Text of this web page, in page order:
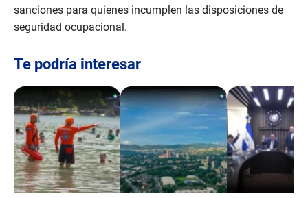
sanciones para quienes incumplen las disposiciones de
seguridad ocupacional.
Te podría interesar